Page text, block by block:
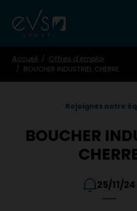
Accueil
Offres d'emploi
BOUCHER INDUSTRIEL CHERRE
Rejoignez notre
BOUCHER
25/11/24